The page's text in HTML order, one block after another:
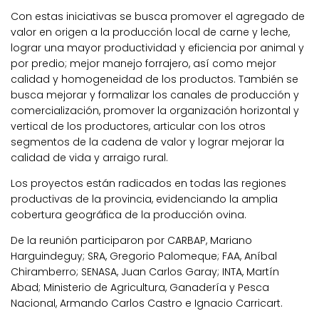
Con estas iniciativas se busca promover el agregado de
valor en origen a la producción local de carne y leche,
lograr una mayor productividad y eficiencia por animal y
por predio; mejor manejo forrajero, así como mejor
calidad y homogeneidad de los productos. También se
busca mejorar y formalizar los canales de producción y
comercialización, promover la organización horizontal y
vertical de los productores, articular con los otros
segmentos de la cadena de valor y lograr mejorar la
calidad de vida y arraigo rural.
Los proyectos están radicados en todas las regiones
productivas de la provincia, evidenciando la amplia
cobertura geográfica de la producción ovina.
De la reunión participaron por CARBAP, Mariano
Harguindeguy; SRA, Gregorio Palomeque; FAA, Aníbal
Chiramberro; SENASA, Juan Carlos Garay; INTA, Martín
Abad; Ministerio de Agricultura, Ganadería y Pesca
Nacional, Armando Carlos Castro e Ignacio Carricart.